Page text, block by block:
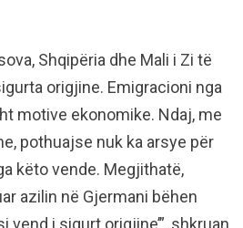
Shqipëria dhe Mali i Zi të
origjine. Emigracioni nga
motive ekonomike. Ndaj, me
pothuajse nuk ka arsye për
këto vende. Megjithatë,
azilin në Gjermani bëhen
vend i sigurt origjine’”, shkruan